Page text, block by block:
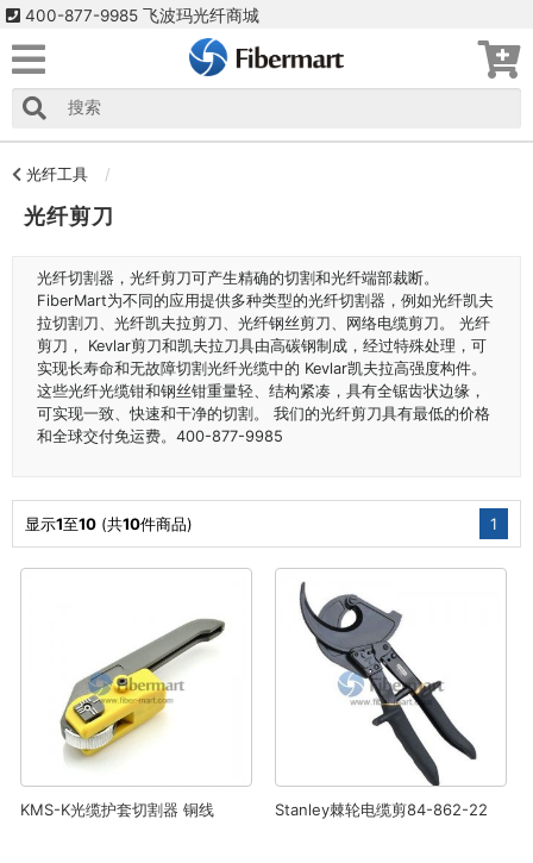
400-877-9985 飞波玛光纤商城
光纤工具
光纤剪刀
光纤切割器，光纤剪刀可产生精确的切割和光纤端部裁断。
FiberMart为不同的应用提供多种类型的光纤切割器，例如光纤凯夫
拉切割刀、光纤凯夫拉剪刀、光纤钢丝剪刀、网络电缆剪刀。 光纤
剪刀， Kevlar剪刀和凯夫拉刀具由高碳钢制成，经过特殊处理，可
实现长寿命和无故障切割光纤光缆中的 Kevlar凯夫拉高强度构件。
这些光纤光缆钳和钢丝钳重量轻、结构紧凑，具有全锯齿状边缘，
可实现一致、快速和干净的切割。 我们的光纤剪刀具有最低的价格
和全球交付免运费。400-877-9985
1
显示1至10 (共10件商品)
KMS-K光缆护套切割器 铜线 Stanley棘轮电缆剪84-862-22